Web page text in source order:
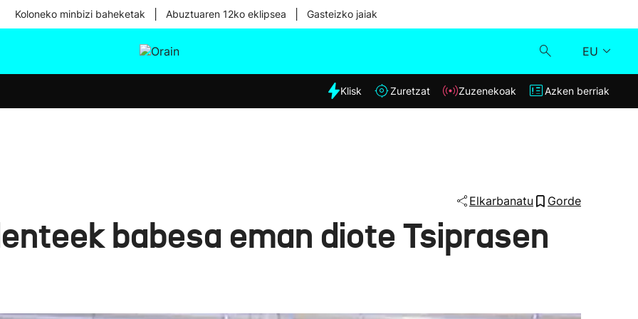
Koloneko minbizi baheketak Abuztuaren 12ko eklipsea Gasteizko jaiak
EU
Eguraldia
Klisk
Azken berriak
Klisk Zuretzat Zuzenekoak Azken berriak
Elkarbanatu Gorde
babesa eman diote Tsiprasen